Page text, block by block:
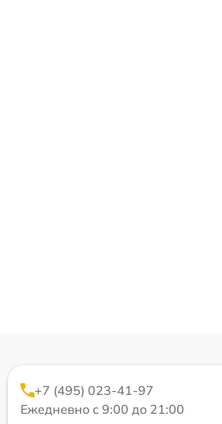
+7 (495) 023-41-97
Ежедневно с 9:00 до 21:00